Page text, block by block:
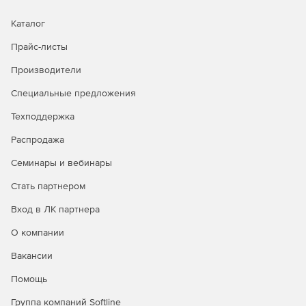
открытии карты и автоматическая перекодировка
PostgreSQL, Oracle и Microsoft SQL Server для доступа
к пространственным данным в соответствии со
атрибуты объектов могут быть добавлены ссылки на
ссылаться на хранилище документов по его
уникальному названию.
При совместном редактировании объекта сохранится
обеспечивает восстановление при сбоях и откат.
Каталог
Прайс-листы
Производители
Специальные предложения
Техподдержка
Распродажа
Семинары и вебинары
Стать партнером
Вход в ЛК партнера
О компании
Вакансии
Помощь
Группа компаний Softline